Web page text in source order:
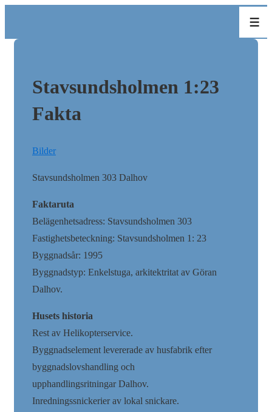
Stavsundsholmen 1:23
Fakta
Bilder
Stavsundsholmen 303 Dalhov
Faktaruta
Belägenhetsadress: Stavsundsholmen 303
Fastighetsbeteckning: Stavsundsholmen 1: 23
Byggnadsår: 1995
Byggnadstyp: Enkelstuga, arkitektritat av Göran
Dalhov.
Husets historia
Rest av Helikopterservice.
Byggnadselement levererade av husfabrik efter
byggnadslovshandling och
upphandlingsritningar Dalhov.
Inredningssnickerier av lokal snickare.